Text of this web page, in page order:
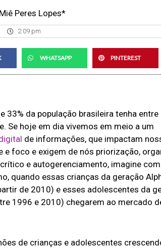
Peres Lopes*
2:09 pm
WHATSAPP PINTEREST
33% da população brasileira tenha entre
Se hoje em dia vivemos em meio a um
de informações, que impactam
e foco e exigem de nós priorização,
e autogerenciamento, imagine
quando essas crianças da geração
de 2010) e esses adolescentes da
1996 e 2010) chegarem ao mercado
de crianças e adolescentes